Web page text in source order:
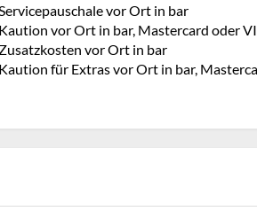
vor Ort in bar
vor Ort in bar, Mastercard oder
vor Ort in bar
für Extras vor Ort in bar,